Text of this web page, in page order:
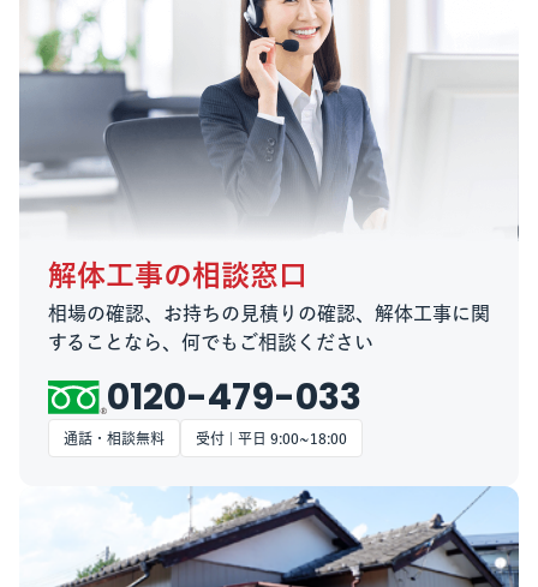
解体工事の相談窓口
相場の確認、お持ちの見積りの確認、解体工事に関
することなら、何でもご相談ください
0120-479-033
通話・相談無料 受付 | 平日 9:00~18:00